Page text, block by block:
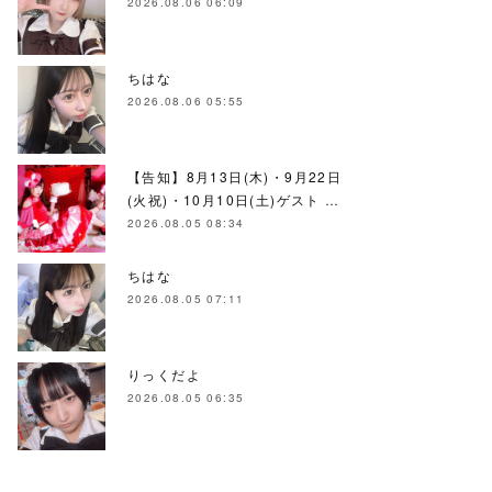
ちはな
2026.08.06 05:55
【告知】8月13日(木)・9月22日
(火祝)・10月10日(土)ゲスト …
2026.08.05 08:34
ちはな
2026.08.05 07:11
りっくだよ
2026.08.05 06:35